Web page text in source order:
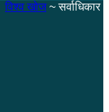
विश्व खोज~ सर्वाधिकार